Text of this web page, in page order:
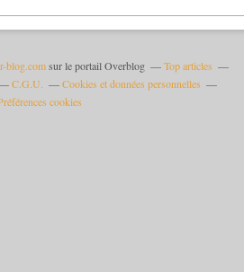
blog.comsur le portail Overblog
Top articles
C.G.U.
Cookies et données personnelles
cookies